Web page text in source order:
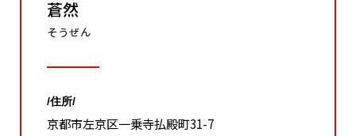
蒼然
そうぜん
/住所/
京都市左京区一乗寺払殿町31-7